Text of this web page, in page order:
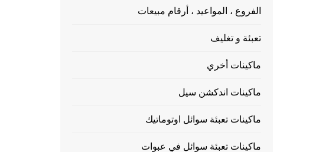
الفروع ، المواعيد ، أرقام مبيعات
تعبئة و تغليف
ماكينات أخري
ماكينات اندكشن سيل
ماكينات تعبئة سوائل اوتوماتيك
ماكينات تعبئة سوائل في عبوات